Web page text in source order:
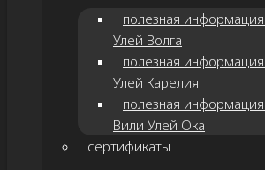
полезная
Улей Волга
полезная
Улей Карелия
полезная
Вили Улей Ока
сертификаты